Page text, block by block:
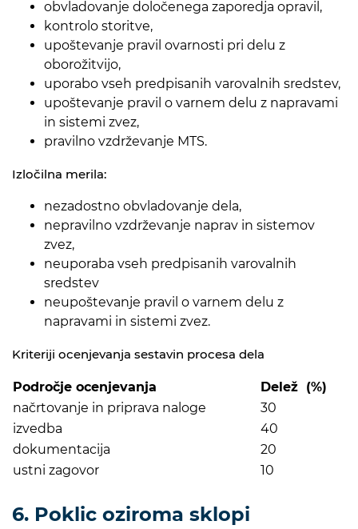
obvladovanje določenega zaporedja opravil,
kontrolo storitve,
upoštevanje pravil ovarnosti pri delu z
oborožitvijo,
uporabo vseh predpisanih varovalnih sredstev,
upoštevanje pravil o varnem delu z napravami
in sistemi zvez,
pravilno vzdrževanje MTS.
Izločilna merila:
nezadostno obvladovanje dela,
nepravilno vzdrževanje naprav in sistemov
zvez,
neuporaba vseh predpisanih varovalnih
sredstev
neupoštevanje pravil o varnem delu z
napravami in sistemi zvez.
Kriteriji ocenjevanja sestavin procesa dela
Področje ocenjevanja
Delež (%)
načrtovanje in priprava naloge
30
izvedba
40
dokumentacija
20
ustni zagovor
10
6. Poklic oziroma sklopi